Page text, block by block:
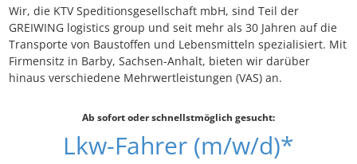
Wir, die KTV Speditionsgesellschaft mbH, sind Teil der
GREIWING logistics group und seit mehr als 30 Jahren auf die
Transporte von Baustoffen und Lebensmitteln spezialisiert. Mit
Firmensitz in Barby, Sachsen-Anhalt, bieten wir darüber
hinaus verschiedene Mehrwertleistungen (VAS) an.
Ab sofort oder schnellstmöglich gesucht:
Lkw-Fahrer (m/w/d)*